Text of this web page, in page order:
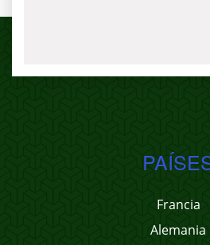
Francia
Alemania